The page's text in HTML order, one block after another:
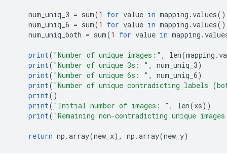
num_uniq_3 = sum(1 for value in mapping .values()
num_uniq_6 = sum(1 for value in mapping .values()
num_uniq_both = sum(1 for value in mapping .
print( "Number of unique images:" , len(mapping .
print( "Number of unique 3s: " , num_uniq_3)
print( "Number of unique 6s: " , num_uniq_6)
print( "Number of unique contradicting labels
print()
print( "Initial number of images: " , len(xs))
print( "Remaining non-contradicting unique
return np .array(new_x), np .array(new_y)